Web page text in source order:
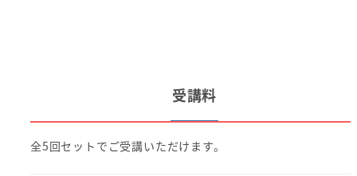
受講料
全5回セットでご受講いただけます。